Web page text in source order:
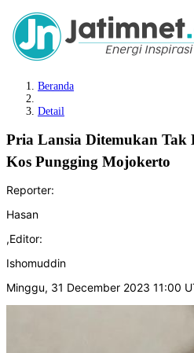
Beranda
Detail
Pria Lansia Ditemukan Tak
Kos Pungging Mojokerto
Reporter:
Hasan
,Editor:
Ishomuddin
Minggu, 31 December 2023 11:00